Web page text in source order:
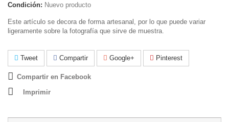
Condición: Nuevo producto
Este artículo se decora de forma artesanal, por lo que puede variar
ligeramente sobre la fotografía que sirve de muestra.
Tweet Compartir Google+ Pinterest
Compartir en Facebook
Imprimir